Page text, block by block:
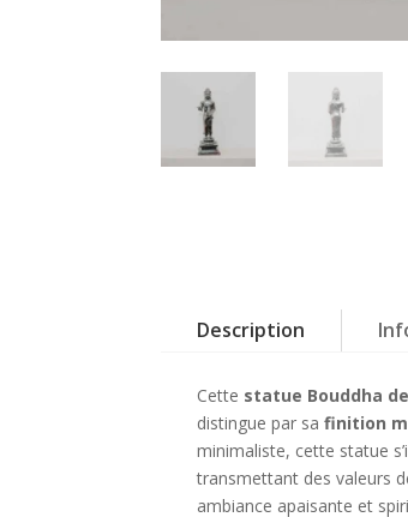
Description
Cette statue Bouddha
distingue par safinition
minimaliste, cette statue
transmettant des valeurs
ambiance apaisante et